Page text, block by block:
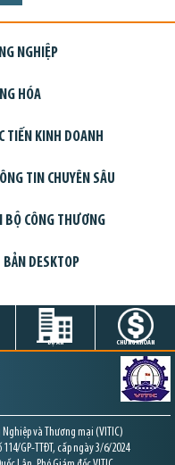
NGHIỆP
HÓA
TIẾN KINH DOANH
TIN CHUYÊN SÂU
BỘ CÔNG THƯƠNG
BẢN DESKTOP
DỰ ÁN CHỨNG KHOÁN
và Thương mại (VITIC)
GP-TTĐT, cấp ngày 3/6/2024